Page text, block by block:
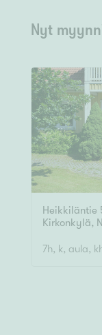
Nyt
Heikkiläntie
Kirkonkylä,
7h, k, aula,